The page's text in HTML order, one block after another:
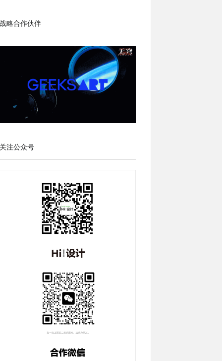
略合作伙伴
注公众号